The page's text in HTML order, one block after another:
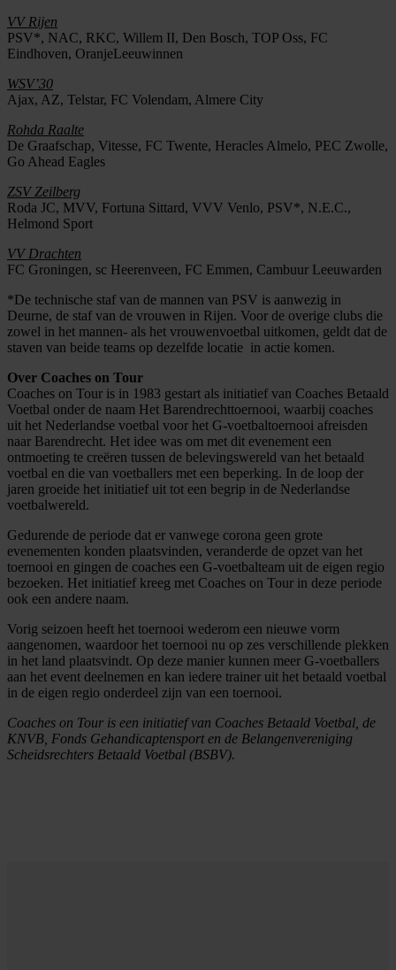
VV Rijen
PSV*, NAC, RKC, Willem II, Den Bosch, TOP Oss, FC
Eindhoven, OranjeLeeuwinnen
WSV’30
Ajax, AZ, Telstar, FC Volendam, Almere City
Rohda Raalte
De Graafschap, Vitesse, FC Twente, Heracles Almelo, PEC Zwolle,
Go Ahead Eagles
ZSV Zeilberg
Roda JC, MVV, Fortuna Sittard, VVV Venlo, PSV*, N.E.C.,
Helmond Sport
VV Drachten
FC Groningen, sc Heerenveen, FC Emmen, Cambuur Leeuwarden
*De technische staf van de mannen van PSV is aanwezig in
Deurne, de staf van de vrouwen in Rijen. Voor de overige clubs die
zowel in het mannen- als het vrouwenvoetbal uitkomen, geldt dat de
staven van beide teams op dezelfde locatie in actie komen.
Over Coaches on Tour
Coaches on Tour is in 1983 gestart als initiatief van Coaches Betaald
Voetbal onder de naam Het Barendrechttoernooi, waarbij coaches
uit het Nederlandse voetbal voor het G-voetbaltoernooi afreisden
naar Barendrecht. Het idee was om met dit evenement een
ontmoeting te creëren tussen de belevingswereld van het betaald
voetbal en die van voetballers met een beperking. In de loop der
jaren groeide het initiatief uit tot een begrip in de Nederlandse
voetbalwereld.
Gedurende de periode dat er vanwege corona geen grote
evenementen konden plaatsvinden, veranderde de opzet van het
toernooi en gingen de coaches een G-voetbalteam uit de eigen regio
bezoeken. Het initiatief kreeg met Coaches on Tour in deze periode
ook een andere naam.
Vorig seizoen heeft het toernooi wederom een nieuwe vorm
aangenomen, waardoor het toernooi nu op zes verschillende plekken
in het land plaatsvindt. Op deze manier kunnen meer G-voetballers
aan het event deelnemen en kan iedere trainer uit het betaald voetbal
in de eigen regio onderdeel zijn van een toernooi.
Coaches on Tour is een initiatief van Coaches Betaald Voetbal, de
KNVB, Fonds Gehandicaptensport en de Belangenvereniging
Scheidsrechters Betaald Voetbal (BSBV).